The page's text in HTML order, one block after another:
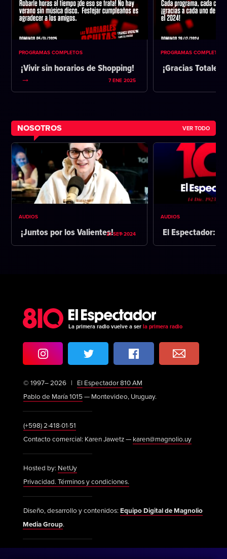
PROGRAMAS COMPLETOS
¡Vivir sin horarios de Shopping!
7 ENE 2025
PROGRAMAS COMPLETOS
¡Gracias
NOSOTROS VER TODO
AUDIOS
¡Juntos por los Valientes!21 SET 2024
AUDIOS
El Espectador:
La primera radio vuelve a ser la primera radio
© 1997– 2026 | El Espectador 810 AM
Pablo de María 1015— Montevideo, Uruguay.
(+598) 2·418·01·51
Contacto comercial: Karen Jawetz — karen@magnolio.uy
Hosted by: NetUy
Privacidad. Términos y condiciones.
Diseño, desarrollo y contenidos:Equipo Digital de Magnolio
Media Group.